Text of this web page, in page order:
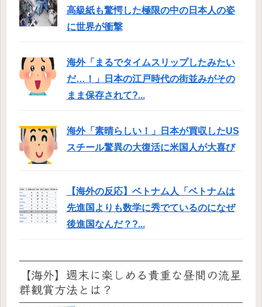
高級紙も驚愕した極限の中の日本人の姿
に世界が衝撃
海外「まるでタイムスリップしたみたい
だ…！」日本の江戸時代の街並みがその
まま保存されて?...
海外「素晴らしい！」日本が買収したUS
スチール驚異の大復活に米国人が大喜び
【海外の反応】ベトナム人「ベトナムは
先進国よりも数学に秀でているのになぜ
後進国なんだ？?...
【海外】週末に楽しめる貴重な昼間の流星
群観賞方法とは？